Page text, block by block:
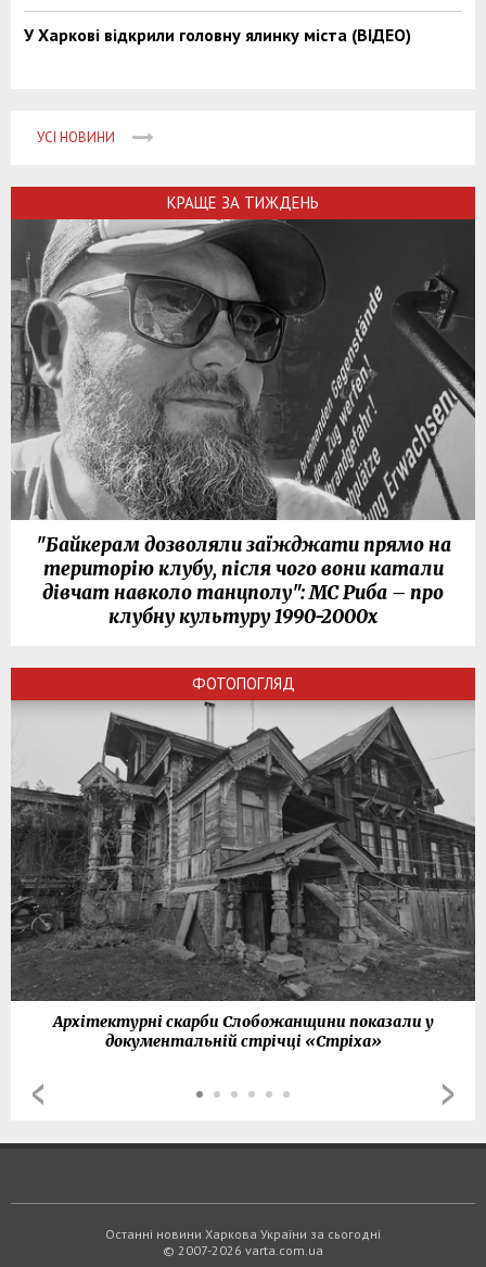
У Харкові відкрили головну ялинку міста (ВІДЕО)
УСІ НОВИНИ
КРАЩЕ ЗА ТИЖДЕНЬ
"Байкерам дозволяли заїжджати прямо на
територію клубу, після чого вони катали
дівчат навколо танцполу": МС Риба – про
клубну культуру 1990-2000х
ФОТОПОГЛЯД
Архітектурні скарби Слобожанщини показали у
документальній стрічці «Стріха»
Останні новини Харкова України за сьогодні
© 2007-2026 varta.com.ua